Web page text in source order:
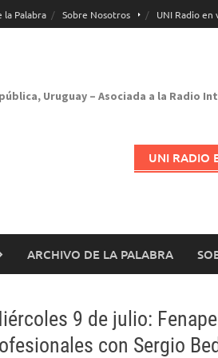
la Palabra Sobre Nosotros UNI Radio en
Uruguay – Asociada a la Radio
UNI RADIO
ARCHIVO DE LA PALABRA
9 de julio:
con Sergio